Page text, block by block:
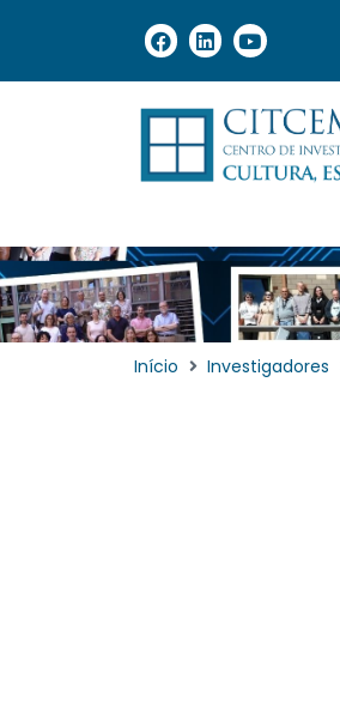
Início Investigadores